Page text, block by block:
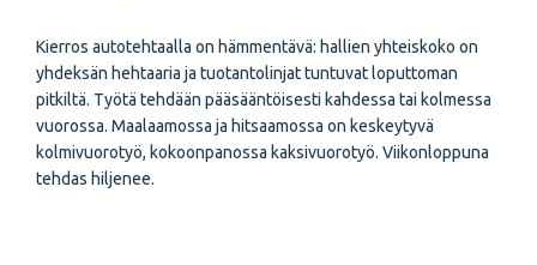
Kierros autotehtaalla on hämmentävä: hallien yhteiskoko on
yhdeksän hehtaaria ja tuotantolinjat tuntuvat loputtoman
pitkiltä. Työtä tehdään pääsääntöisesti kahdessa tai kolmessa
vuorossa. Maalaamossa ja hitsaamossa on keskeytyvä
kolmivuorotyö, kokoonpanossa kaksivuorotyö. Viikonloppuna
tehdas hiljenee.